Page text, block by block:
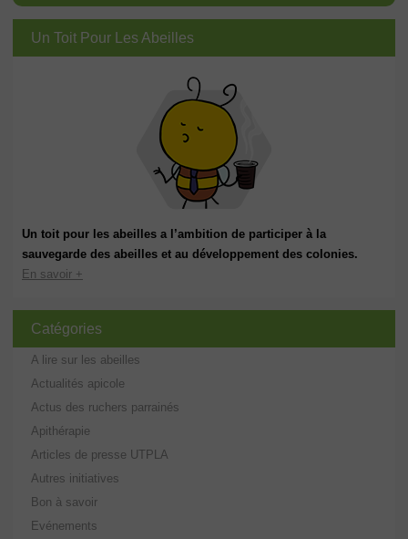
Un Toit Pour Les Abeilles
Un toit pour les abeilles a l’ambition de participer à la
sauvegarde des abeilles et au développement des colonies.
En savoir +
Catégories
A lire sur les abeilles
Actualités apicole
Actus des ruchers parrainés
Apithérapie
Articles de presse UTPLA
Autres initiatives
Bon à savoir
Evénements